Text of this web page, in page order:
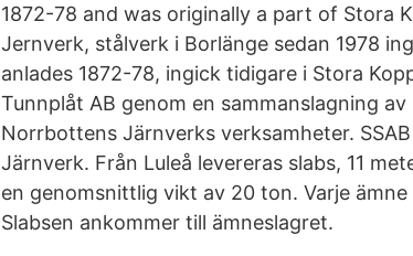
1872-78 and was originally a part of Stora
Jernverk, stålverk i Borlänge sedan 1978
anlades 1872-78, ingick tidigare i Stora
Tunnplåt AB genom en sammanslagning
Norrbottens Järnverks verksamheter.
Järnverk. Från Luleå levereras slabs, 11
en genomsnittlig vikt av 20 ton. Varje
Slabsen ankommer till ämneslagret.